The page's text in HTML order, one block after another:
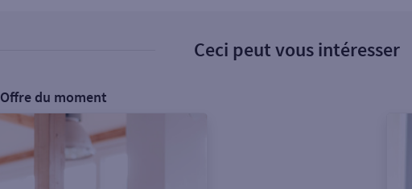
Ceci peut vous intéresser
Offre du moment